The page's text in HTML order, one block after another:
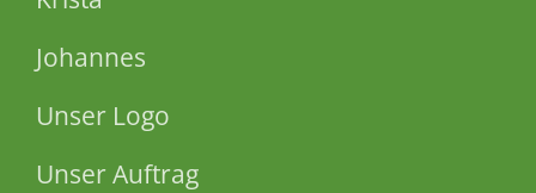
Johannes
Unser Logo
Unser Auftrag